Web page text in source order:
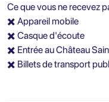
Ce que vous ne recevez
✖️ Appareil mobile
✖️ Casque d'écoute
✖️ Entrée au Château
✖️ Billets de transport